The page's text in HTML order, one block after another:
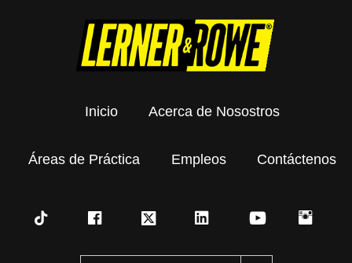
Inicio Acerca de Nosostros
Áreas de Práctica Empleos Contáctenos